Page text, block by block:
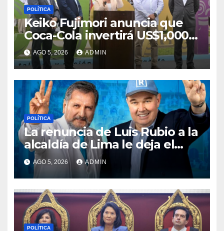
POLÍTICA
Keiko Fujimori anuncia que
Coca-Cola invertirá US$1,000
millones en 5 años
AGO 5, 2026 ADMIN
POLÍTICA
La renuncia de Luis Rubio a la
alcaldía de Lima le deja el
camino libre a Rafael López
Aliaga
AGO 5, 2026 ADMIN
POLÍTICA